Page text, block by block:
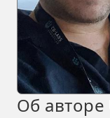
Об авторе